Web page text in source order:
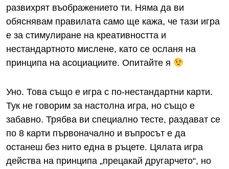
развихрят въображението ти. Няма да ви
обяснявам правилата само ще кажа, че тази игра
е за стимулиране на креативността и
нестандартното мислене, като се осланя на
принципа на асоциациите. Опитайте я
Уно. Това също е игра с по-нестандартни карти.
Тук не говорим за настолна игра, но също е
забавно. Трябва ви специално тесте, раздават се
по 8 карти първоначално и въпросът е да
останеш без нито една в ръцете. Цялата игра
действа на принципа „прецакай другарчето“, но